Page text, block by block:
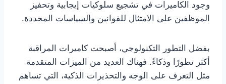
وجود الكاميرات في تشجيع سلوكيات إيجابية وتحفيز
الموظفين على الامتثال للقوانين والسياسات المحددة.
بفضل التطور التكنولوجي، أصبحت كاميرات المراقبة
أكثر تطورًا وذكاءً. فهناك العديد من الميزات المتقدمة
مثل التعرف على الوجه والتحذيرات الذكية، التي تساهم